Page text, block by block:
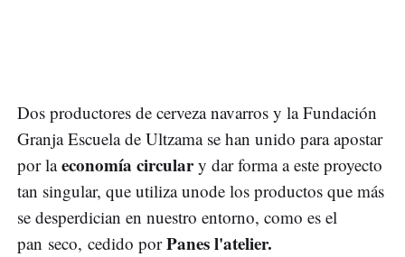
Dos productores de cerveza navarros y la Fundación
Granja Escuela de Ultzama se han unido para apostar
por laeconomía circulary dar forma a este proyecto
tan singular, que utiliza unode los productos que más
se desperdician en nuestro entorno, como es el
pan seco, cedido porPanes l'atelier.